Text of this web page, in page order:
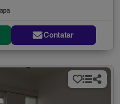
Contatar